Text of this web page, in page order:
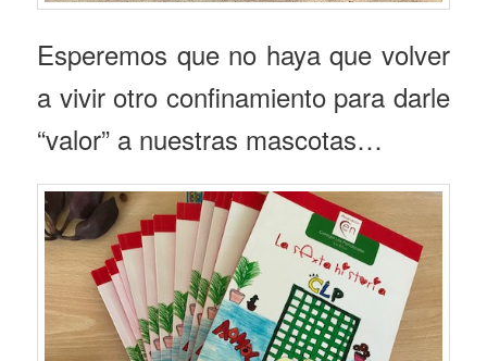
Esperemos que no haya que volver
a vivir otro confinamiento para darle
“valor” a nuestras mascotas…